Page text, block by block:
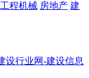
工程机械 房地产 建